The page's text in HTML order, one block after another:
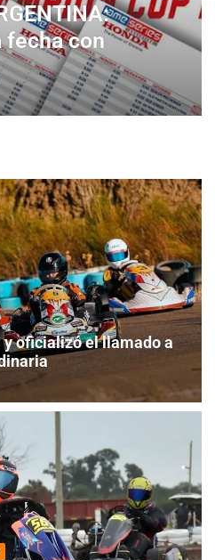
fecha con
y oficializó el llamado a